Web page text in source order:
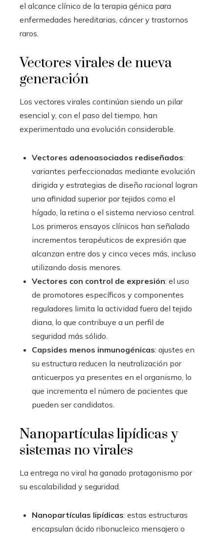
el alcance clínico de la terapia génica para
enfermedades hereditarias, cáncer y trastornos
raros.
Vectores virales de nueva
generación
Los vectores virales continúan siendo un pilar
esencial y, con el paso del tiempo, han
experimentado una evolución considerable.
Vectores adenoasociados rediseñados:
variantes perfeccionadas mediante evolución
dirigida y estrategias de diseño racional logran
una afinidad superior por tejidos como el
hígado, la retina o el sistema nervioso central.
Los primeros ensayos clínicos han señalado
incrementos terapéuticos de expresión que
alcanzan entre dos y cinco veces más, incluso
utilizando dosis menores.
Vectores con control de expresión: el uso
de promotores específicos y componentes
reguladores limita la actividad fuera del tejido
diana, lo que contribuye a un perfil de
seguridad más sólido.
Capsides menos inmunogénicas: ajustes en
su estructura reducen la neutralización por
anticuerpos ya presentes en el organismo, lo
que incrementa el número de pacientes que
pueden ser candidatos.
Nanopartículas lipídicas y
sistemas no virales
La entrega no viral ha ganado protagonismo por
su escalabilidad y seguridad.
Nanopartículas lipídicas: estas estructuras
encapsulan ácido ribonucleico mensajero o